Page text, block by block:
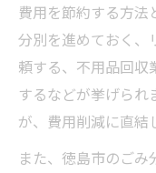
費用を節約する方法
分別を進めておく、
頼する、不用品回収
するなどが挙げられ
が、費用削減に直結
また、徳島市のご